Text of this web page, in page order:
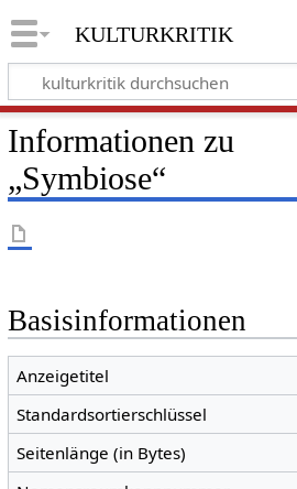
kulturkritik
Informationen zu
„Symbiose“
Basisinformationen
Anzeigetitel
Standardsortierschlüssel
Seitenlänge (in Bytes)